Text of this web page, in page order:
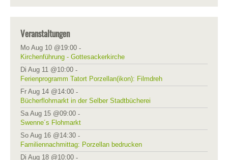
Veranstaltungen
Mo Aug 10 @19:00 -
Kirchenführung - Gottesackerkirche
Di Aug 11 @10:00 -
Ferienprogramm Tatort Porzellan(ikon): Filmdreh
Fr Aug 14 @14:00 -
Bücherflohmarkt in der Selber Stadtbücherei
Sa Aug 15 @09:00 -
Swenne´s Flohmarkt
So Aug 16 @14:30 -
Familiennachmittag: Porzellan bedrucken
Di Aug 18 @10:00 -